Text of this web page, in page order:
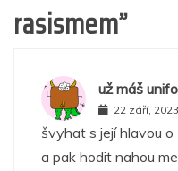
rasismem”
už máš
22 září,
švyhat s její hlavou
a pak hodit nahou